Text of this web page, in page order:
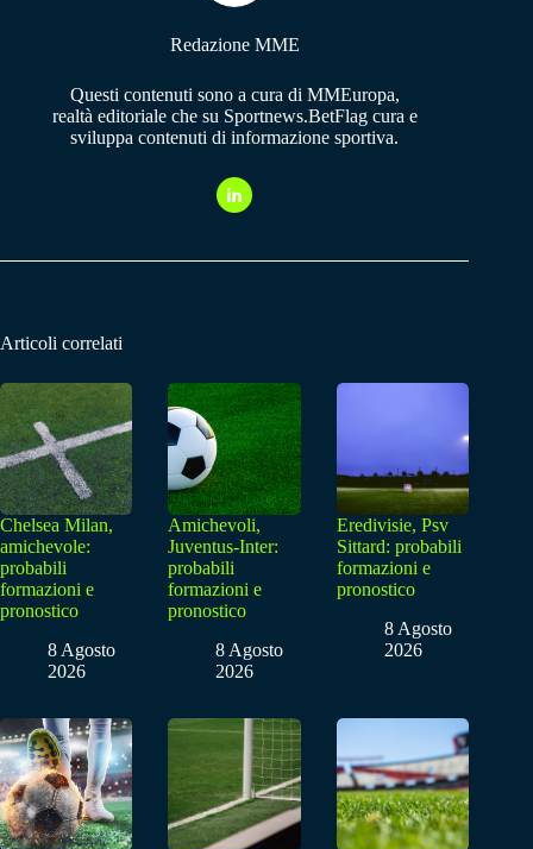
Redazione MME
Questi contenuti sono a cura di MMEuropa,
realtà editoriale che su Sportnews.BetFlag cura e
sviluppa contenuti di informazione sportiva.
Articoli correlati
Chelsea Milan,
amichevole:
probabili
formazioni e
pronostico
8 Agosto
2026
Amichevoli,
Juventus-Inter:
probabili
formazioni e
pronostico
8 Agosto
2026
Eredivisie, Psv
Sittard: probabili
formazioni e
pronostico
8 Agosto
2026